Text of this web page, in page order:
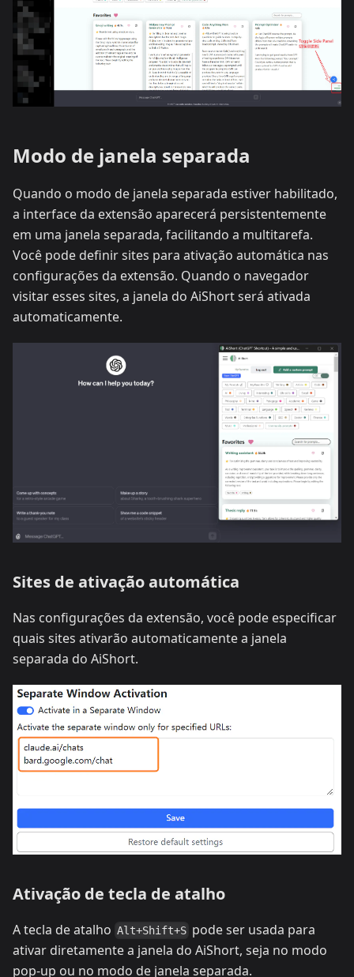
Modo de janela separada
Quando o modo de janela separada estiver habilitado,
a interface da extensão aparecerá persistentemente
em uma janela separada, facilitando a multitarefa.
Você pode definir sites para ativação automática nas
configurações da extensão. Quando o navegador
visitar esses sites, a janela do AiShort será ativada
automaticamente.
Sites de ativação automática
Nas configurações da extensão, você pode especificar
quais sites ativarão automaticamente a janela
separada do AiShort.
Ativação de tecla de atalho
A tecla de atalho Alt+Shift+S pode ser usada para
ativar diretamente a janela do AiShort, seja no modo
pop-up ou no modo de janela separada.